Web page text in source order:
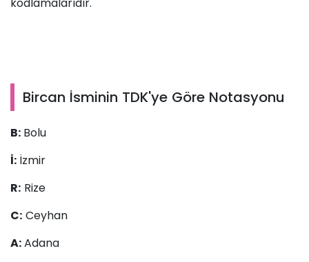
kodlamalarıdır.
Bircan İsminin TDK'ye Göre Notasyonu
B: Bolu
İ: İzmir
R: Rize
C: Ceyhan
A:Adana